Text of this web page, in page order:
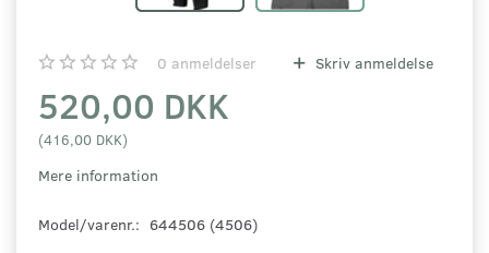
0 anmeldelser Skriv anmeldelse
520,00 DKK
(416,00 DKK)
Mere information
Model/varenr.: 644506 (4506)